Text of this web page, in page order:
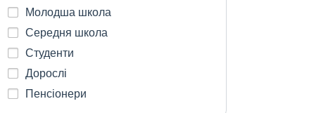
Молодша школа
Середня школа
Студенти
Дорослі
Пенсіонери